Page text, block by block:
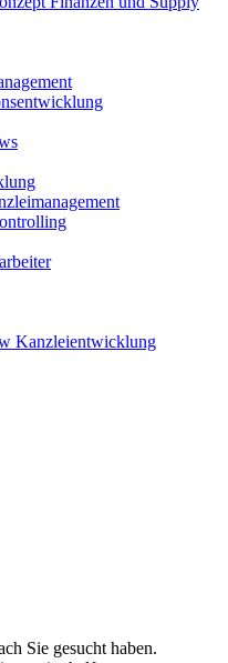
Kanzleientwicklung
Sie gesucht haben.